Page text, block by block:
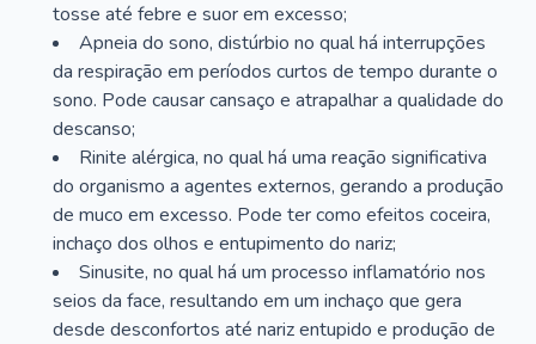
tosse até febre e suor em excesso;
Apneia do sono, distúrbio no qual há interrupções
da respiração em períodos curtos de tempo durante o
sono. Pode causar cansaço e atrapalhar a qualidade do
descanso;
Rinite alérgica, no qual há uma reação significativa
do organismo a agentes externos, gerando a produção
de muco em excesso. Pode ter como efeitos coceira,
inchaço dos olhos e entupimento do nariz;
Sinusite, no qual há um processo inflamatório nos
seios da face, resultando em um inchaço que gera
desde desconfortos até nariz entupido e produção de